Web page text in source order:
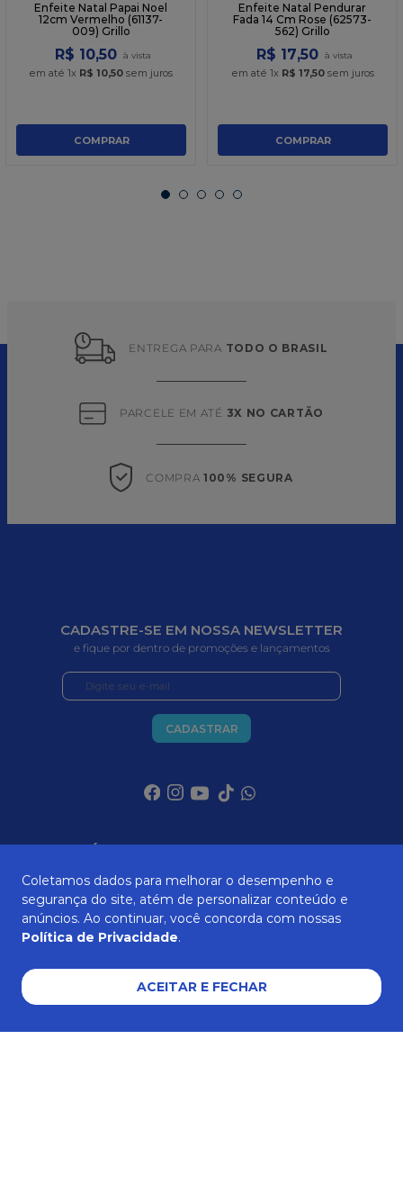
Enfeite Natal Papai Noel
12cm Vermelho (61137-
009) Grillo
R$ 10,50
em até 1x R$ 10,50 sem juros
COMPRAR
Enfeite Natal Pendurar
Fada 14 Cm Rose (62573-
562) Grillo
R$ 17,50
em até 1x R$ 17,50sem juros
COMPRAR
ENTREGA PARA TODO O BRASIL
PARCELE EM ATÉ 3X NO CARTÃO
COMPRA 100% SEGURA
CADASTRE-SE EM NOSSA NEWSLETTER
e fique por dentro de promoções e lançamentos
CADASTRAR
ATENDIMENTO
AJUDA E SUPORTE
Coletamos dados para melhorar o desempenho e
segurança do site, atém de personalizar conteúdo e
anúncios. Ao continuar, você concorda com nossas
Política de Privacidade.
ACEITAR E FECHAR